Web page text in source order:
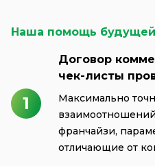
Наша помощь будущей
1
Договор
чек-листы
Максимально
франчайзи,
отличающие от